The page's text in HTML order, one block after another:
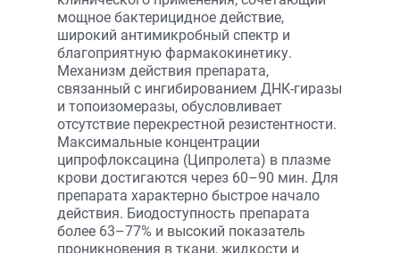
мощное бактерицидное действие,
широкий антимикробный спектр и
благоприятную фармакокинетику.
Механизм действия препарата,
связанный с ингибированием ДНК-гиразы
и топоизомеразы, обусловливает
отсутствие перекрестной резистент­ности.
Максимальные концентрации
ципрофлоксацина (Ципролета) в плазме
крови достигаются через 60–90 мин. Для
препарата характерно быстрое начало
действия. Биодоступность препарата
более 63–77% и высокий показатель
проникновения в ткани, жидкости и